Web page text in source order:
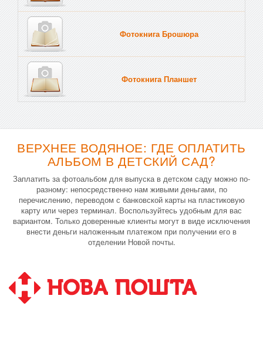
Фотокнига Брошюра
Фотокнига Планшет
ВЕРХНЕЕ ВОДЯНОЕ: ГДЕ ОПЛАТИТЬ
АЛЬБОМ В ДЕТСКИЙ САД?
Заплатить за фотоальбом для выпуска в детском саду можно по-
разному: непосредственно нам живыми деньгами, по
перечислению, переводом с банковской карты на пластиковую
карту или через терминал. Воспользуйтесь удобным для вас
вариантом. Только доверенные клиенты могут в виде исключения
внести деньги наложенным платежом при получении его в
отделении Новой почты.